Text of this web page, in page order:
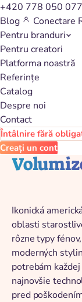
+420 778 050 077
Blog
Conectare
Pentru branduri
Pentru creatori
Platforma noastră
Referințe
Catalog
Despre noi
Contact
Întâlnire fără
Creați un cont
Înapoi la
Ikonická
oblasti
rôzne typy
moderných
potrebám
najnovšie
pred